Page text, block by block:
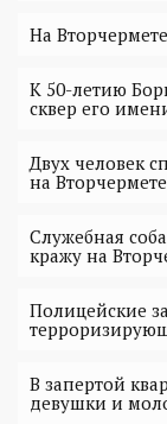
На
К 50-летию
сквер его
Двух человек
на Вторчермете
Служебная
кражу на
Полицейские
В запертой
девушки и